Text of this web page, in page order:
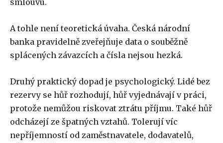
smlouvu.
A tohle není teoretická úvaha. Česká národní
banka pravidelně zveřejňuje data o souběžně
splácených závazcích a čísla nejsou hezká.
Druhý praktický dopad je psychologický. Lidé bez
rezervy se hůř rozhodují, hůř vyjednávají v práci,
protože nemůžou riskovat ztrátu příjmu. Také hůř
odcházejí ze špatných vztahů. Tolerují víc
nepříjemností od zaměstnavatele, dodavatelů,